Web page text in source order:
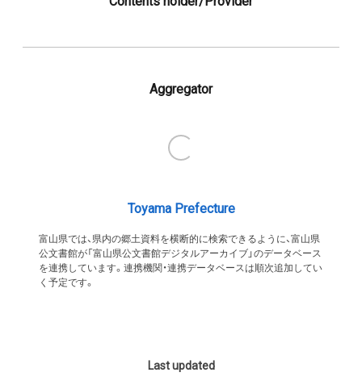
Aggregator
Toyama Prefecture
富山県では、県内の郷土資料を横断的に検索できるように、富山県
公文書館が「富山県公文書館デジタルアーカイブ」のデータベース
を連携しています。連携機関・連携データベースは順次追加してい
く予定です。
Last updated